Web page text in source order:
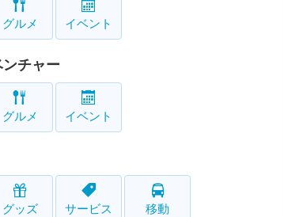
グルメ イベント
チャー
グルメ イベント
グッズ サービス 移動